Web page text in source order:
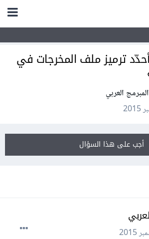
ترميز ملف المخرجات في
العربي
أجب على هذا السؤال